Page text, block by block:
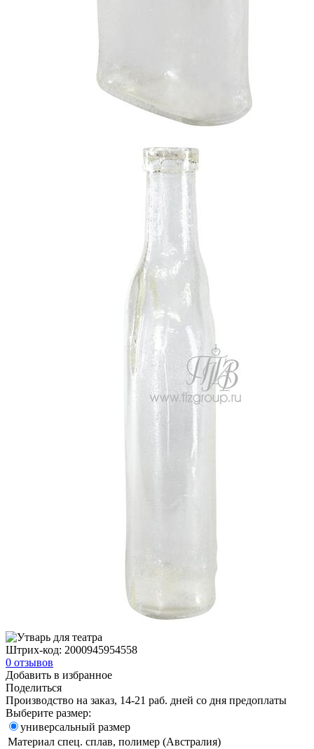
Штрих-код: 2000945954558
0 отзывов
Добавить в избранное
Поделиться
Производство на заказ, 14-21 раб. дней со дня предоплаты
Выберите размер:
универсальный размер
Материал спец. сплав, полимер (Австралия)